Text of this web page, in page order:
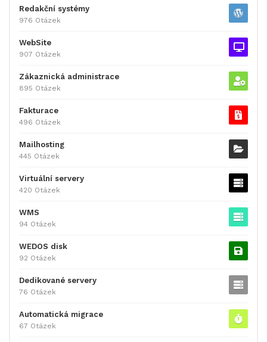
Redakční systémy
976 Otázek
WebSite
907 Otázek
Zákaznická administrace
895 Otázek
Fakturace
496 Otázek
Mailhosting
445 Otázek
Virtuální servery
420 Otázek
WMS
94 Otázek
WEDOS disk
92 Otázek
Dedikované servery
76 Otázek
Automatická migrace
67 Otázek